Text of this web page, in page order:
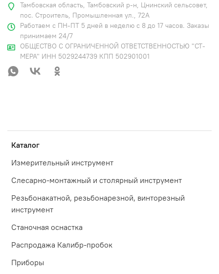
Каталог
Измерительный инструмент
Слесарно-монтажный и столярный инструмент
Резьбонакатной, резьбонарезной, винторезный
инструмент
Станочная оснастка
Распродажа Калибр-пробок
Приборы
Тамбовская область, Тамбовский р-н, Цнинский сельсовет,
пос. Строитель, Промышленная ул., 72А
Работаем с ПН-ПТ 5 дней в неделю с 8 до 17 часов. Заказы
принимаем 24/7
ОБЩЕСТВО С ОГРАНИЧЕННОЙ ОТВЕТСТВЕННОСТЬЮ "СТ-
МЕРА" ИНН 5029244739 КПП 502901001